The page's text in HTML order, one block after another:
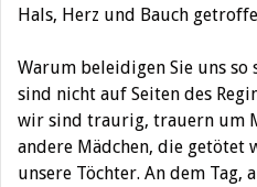
Hals, Herz und Bauch
Warum beleidigen Sie uns
sind nicht auf Seiten des
wir sind traurig, trauern um
andere Mädchen, die getötet
unsere Töchter. An dem Tag,